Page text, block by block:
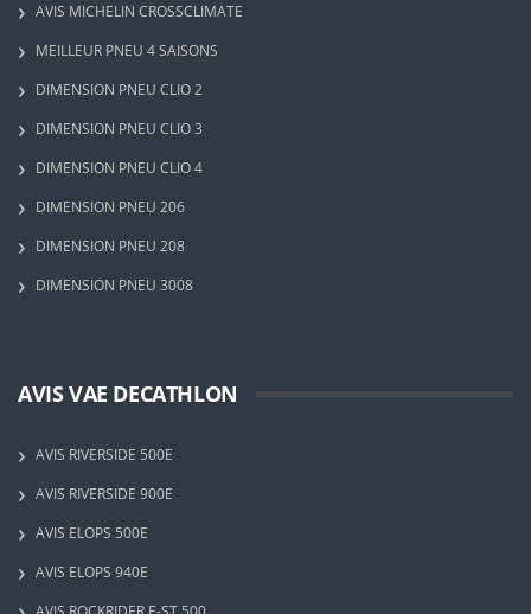
AVIS MICHELIN CROSSCLIMATE
MEILLEUR PNEU 4 SAISONS
DIMENSION PNEU CLIO 2
DIMENSION PNEU CLIO 3
DIMENSION PNEU CLIO 4
DIMENSION PNEU 206
DIMENSION PNEU 208
DIMENSION PNEU 3008
AVIS VAE DECATHLON
AVIS RIVERSIDE 500E
AVIS RIVERSIDE 900E
AVIS ELOPS 500E
AVIS ELOPS 940E